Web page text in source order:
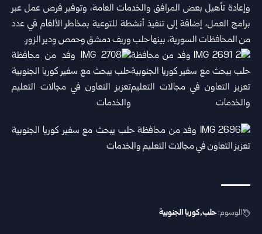
وإعادة تأهيل بعض المرافق والخدمات العامة، وتوفير فرص عمل عبر
برامج العمل، إضافة إلى تنفيذ أنشطة للتوعية بمخاطر الألغام في عدد
من المحافظات السورية، بينها حلب وريف دمشق وحمص ودير الزور.
الوسوم:حلب كوريا الجنوبية